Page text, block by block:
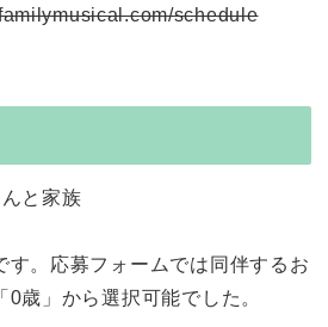
schedule
と家族
。応募フォームでは同伴するお
歳」から選択可能でした。